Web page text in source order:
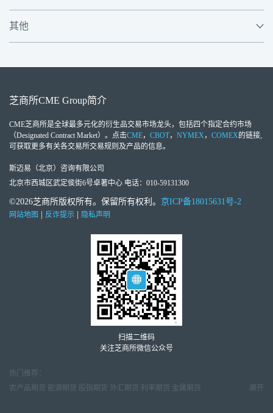
其他
芝商所CME Group简介
CME芝商所是全球最多元化的衍生品交易市场龙头，包括四个指定合约市场
（Designated Contract Market）。点击CME， CBOT， NYMEX， COMEX的链接,
可获取更多有关各交易所交易规则及产品的信息。
斯迈易（北京）咨询有限公司
北京市西城区武定侯街6号卓著中心 电话：010-59131300
©2026芝商所版权所有。保留所有权利。 京ICP备18015631号-2
网站地图 反诈提示 隐私声明
扫描二维码
关注芝商所微信公众号
热门推荐：
农产品期货 能源期货 股指期货 外汇期货 利率期货 金属期货
展开